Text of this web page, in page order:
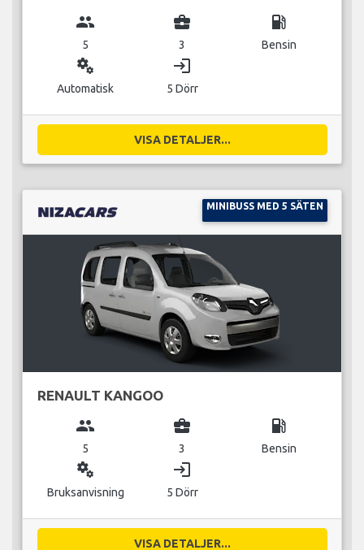
group
5
business_center
3
local_gas_station
Bensin
miscellaneous_services
Automatisk
login
5 Dörr
VISA DETALJER...
MINIBUSS MED 5 SÄTEN
RENAULT KANGOO
group
5
business_center
3
local_gas_station
Bensin
miscellaneous_services
Bruksanvisning
login
5 Dörr
VISA DETALJER...